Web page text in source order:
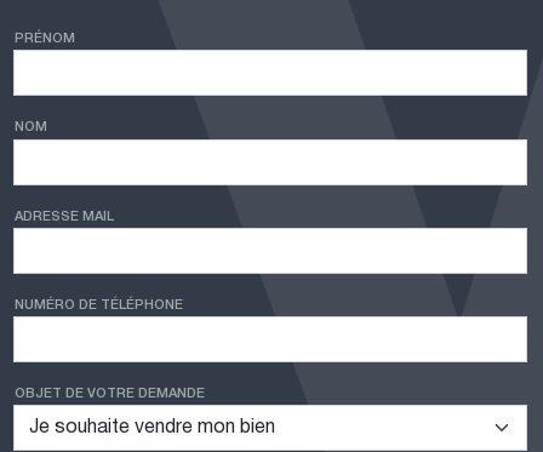
PRÉNOM
NOM
ADRESSE MAIL
NUMÉRO DE TÉLÉPHONE
OBJET DE VOTRE DEMANDE